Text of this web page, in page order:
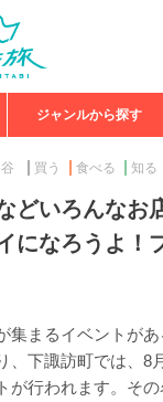
ジャンルから探す
買う 食べる 知る
どいろんなお
なろうよ！
集まるイベントがあ
、下諏訪町では、8
が行われます。そ